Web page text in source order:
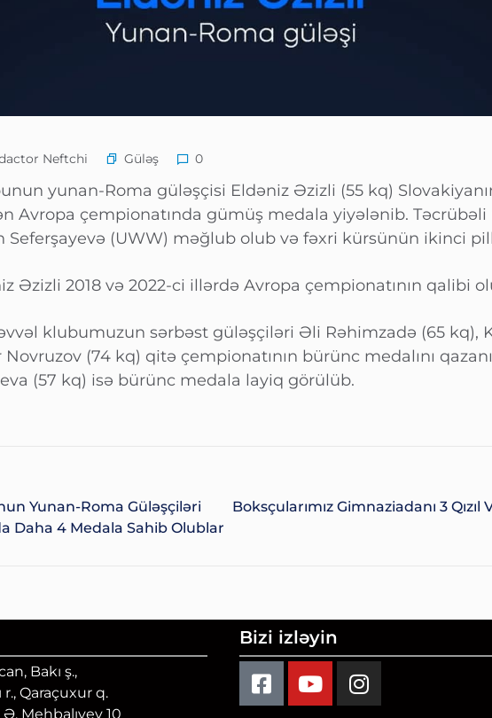
Neftchi Güləş 0
yunan-Roma güləşçisi Eldəniz Əzizli (55 kq)
Avropa çempionatında gümüş medala yiyələnib. Təcrübəli
Seferşayevə (UWW) məğlub olub və fəxri kürsünün ikinci
Əzizli 2018 və 2022-ci illərdə Avropa çempionatının qalibi
klubumuzun sərbəst güləşçiləri Əli Rəhimzadə (65 kq),
(74 kq) qitə çempionatının bürünc medalını
(57 kq) isə bürünc medala layiq görülüb.
Yunan-Roma Güləşçiləri
Daha 4 Medala Sahib Olublar
Boksçularımız Gimnaziadanı 3 Qızıl
Bakı ş.,
r., Qaraçuxur q.
Ə. Mehbalıyev 10
Bizi izləyin